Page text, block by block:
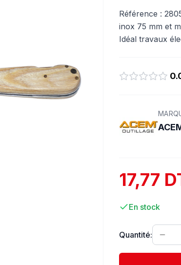
Référence :
inox 75 mm et
Idéal travaux
17,77
En stock
Quantité: